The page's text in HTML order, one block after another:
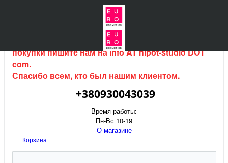
Интернет магазин (данный сайт) продается, для
покупки пишите нам наinfo AT hipot-studio DOT
com.
Спасибо всем, кто был нашим клиентом.
+380930043039
Время работы:
Пн-Вс 10-19
О магазине
Корзина